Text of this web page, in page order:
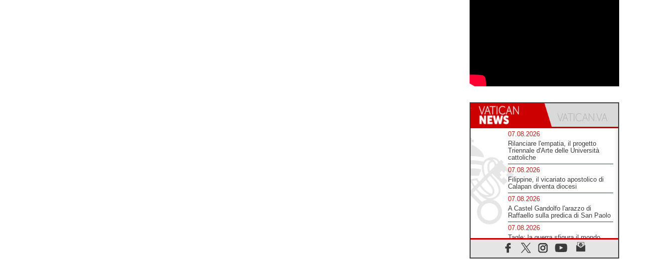
07.08.2026
Rilanciare l'empatia, il progetto
Triennale d'Arte delle Università
cattoliche
07.08.2026
Filippine, il vicariato apostolico di
Calapan diventa diocesi
07.08.2026
A Castel Gandolfo l'arazzo di
Raffaello sulla predica di San Paolo
07.08.2026
Tagle: la guerra sfigura il mondo,
solo la rivelazione di Dio lo
trasfigura